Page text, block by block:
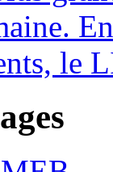
le